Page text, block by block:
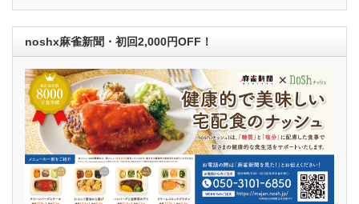
noshx麻雀新聞・初回2,000円OFF！